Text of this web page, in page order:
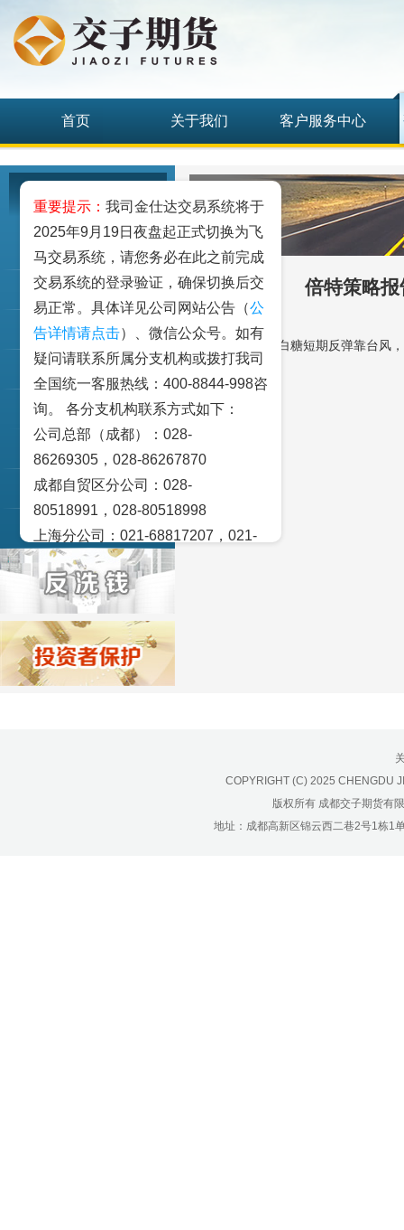
首页 关于我们 客户服务中心
工业品
农业品
金融期货和衍生品
交易策论
产业研究
实盘点睛
宏观金融数据图解
倍特策略
倍特策略报告：白糖短期反弹靠台风
COPYRIGHT (C) 2025 CHENGDU
版权所有 成都交子期货有
地址：成都高新区锦云西二巷2号1栋1
重要提示： 我司金仕达交易系统将于
2025年9月19日夜盘起正式切换为飞
马交易系统，请您务必在此之前完成
交易系统的登录验证，确保切换后交
易正常。具体详见公司网站公告（公
告详情请点击）、微信公众号。如有
疑问请联系所属分支机构或拨打我司
全国统一客服热线：400-8844-998咨
询。 各分支机构联系方式如下：
公司总部（成都）：028-
86269305，028-86267870
成都自贸区分公司：028-
80518991，028-80518998
上海分公司：021-68817207，021-
68817209
北京营业部：010-65005128
广州营业部：020-28129909，020-
28129902
青岛营业部：0532-83101951、
0532-83101962